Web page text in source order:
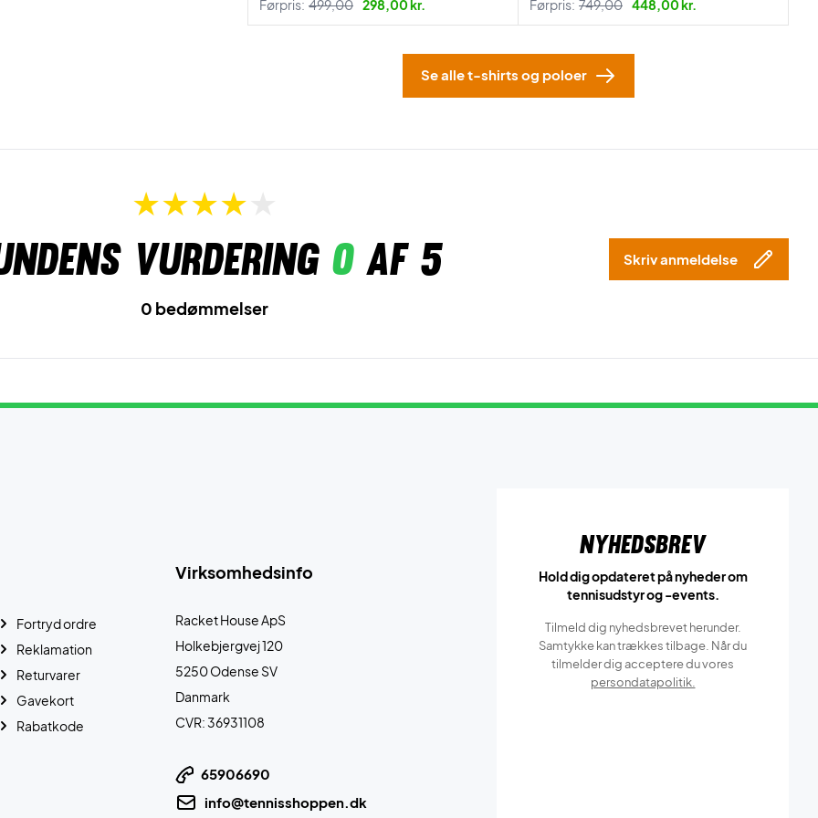
Førpris: 499,00 298,00 kr. Førpris: 749,00 448,00 kr.
Se alle t-shirts og poloer
vurdering 0af 5 Skriv anmeldelse
0 bedømmelser
Virksomhedsinfo
Racket House ApS
Holkebjergvej 120
5250 Odense SV
Danmark
CVR: 36931108
65906690
info@tennisshoppen.dk
Fortryd ordre
Reklamation
Returvarer
Gavekort
Rabatkode
Nyhedsbrev
Hold dig opdateret på nyheder om
tennisudstyr og -events.
Tilmeld dig nyhedsbrevet herunder.
Samtykke kan trækkes tilbage. Når du
tilmelder dig acceptere du vores
persondatapolitik.